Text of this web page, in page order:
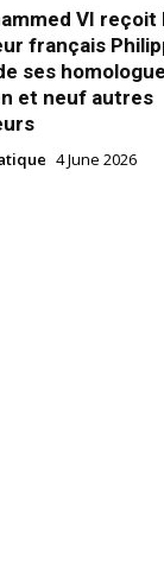
Donc,
utilisé,
mais
VI reçoit
français
ses
et neuf autres
4 June 2026